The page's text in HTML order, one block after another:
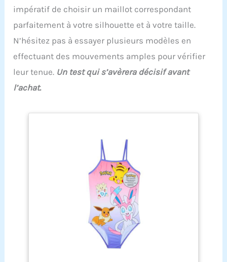
impératif de choisir un maillot correspondant
parfaitement à votre silhouette et à votre taille.
N’hésitez pas à essayer plusieurs modèles en
effectuant des mouvements amples pour vérifier
leur tenue. Un test qui s’avèrera décisif avant
l’achat.